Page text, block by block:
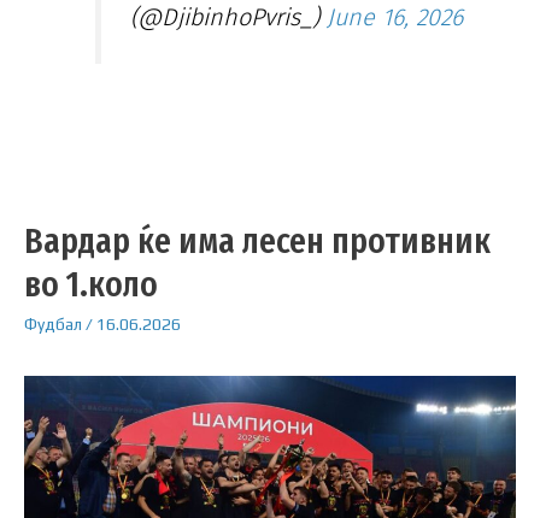
(@DjibinhoPvris_) June 16, 2026
Вардар ќе има лесен противник
во 1.коло
Фудбал / 16.06.2026